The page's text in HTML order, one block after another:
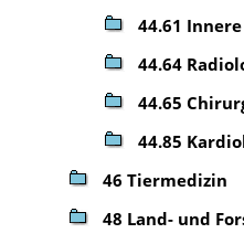
44.61
44.64
44.65
44.85
46 Tiermedizin
48 Land- und